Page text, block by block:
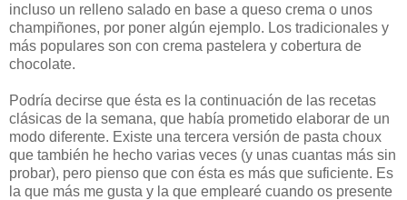
incluso un relleno salado en base a queso crema o unos
champiñones, por poner algún ejemplo. Los tradicionales y
más populares son con crema pastelera y cobertura de
chocolate.
Podría decirse que ésta es la continuación de las recetas
clásicas de la semana, que había prometido elaborar de un
modo diferente. Existe una tercera versión de pasta choux
que también he hecho varias veces (y unas cuantas más sin
probar), pero pienso que con ésta es más que suficiente. Es
la que más me gusta y la que emplearé cuando os presente